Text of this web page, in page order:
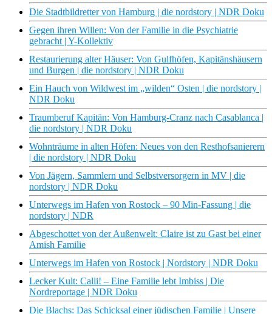
Die Stadtbildretter von Hamburg | die nordstory | NDR Doku
Gegen ihren Willen: Von der Familie in die Psychiatrie
gebracht | Y-Kollektiv
Restaurierung alter Häuser: Von Gulfhöfen, Kapitänshäusern
und Burgen | die nordstory | NDR Doku
Ein Hauch von Wildwest im „wilden“ Osten | die nordstory |
NDR Doku
Traumberuf Kapitän: Von Hamburg-Cranz nach Casablanca |
die nordstory | NDR Doku
Wohnträume in alten Höfen: Neues von den Resthofsanierern
| die nordstory | NDR Doku
Von Jägern, Sammlern und Selbstversorgern in MV | die
nordstory | NDR Doku
Unterwegs im Hafen von Rostock – 90 Min-Fassung | die
nordstory | NDR
Abgeschottet von der Außenwelt: Claire ist zu Gast bei einer
Amish Familie
Unterwegs im Hafen von Rostock | Nordstory | NDR Doku
Lecker Kult: Calli! – Eine Familie lebt Imbiss | Die
Nordreportage | NDR Doku
Die Blachs: Das Schicksal einer jüdischen Familie | Unsere